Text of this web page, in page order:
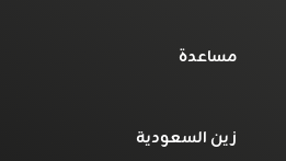
مساعدة
زين السعودية